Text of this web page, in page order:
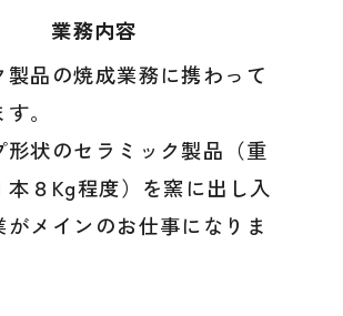
業務内容
製品の焼成業務に携わって
。
形状のセラミック製品（重
本８Kg程度）を窯に出し入
がメインのお仕事になりま